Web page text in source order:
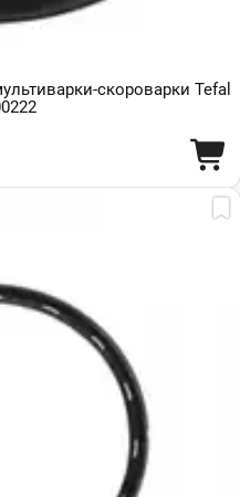
скороварки Tefal